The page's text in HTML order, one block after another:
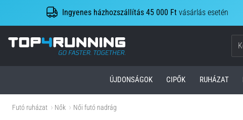
Ingyenes házhozszállítás 45 000 Ft vásárlás esetén
Top4Running.hu
ÚJDONSÁGOK CIPŐK RUHÁZAT
Futó ruházat Nők Női futó nadrág